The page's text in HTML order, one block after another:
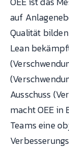
auf
Qualität
Lean
Ausschuss
macht OEE in
Teams eine